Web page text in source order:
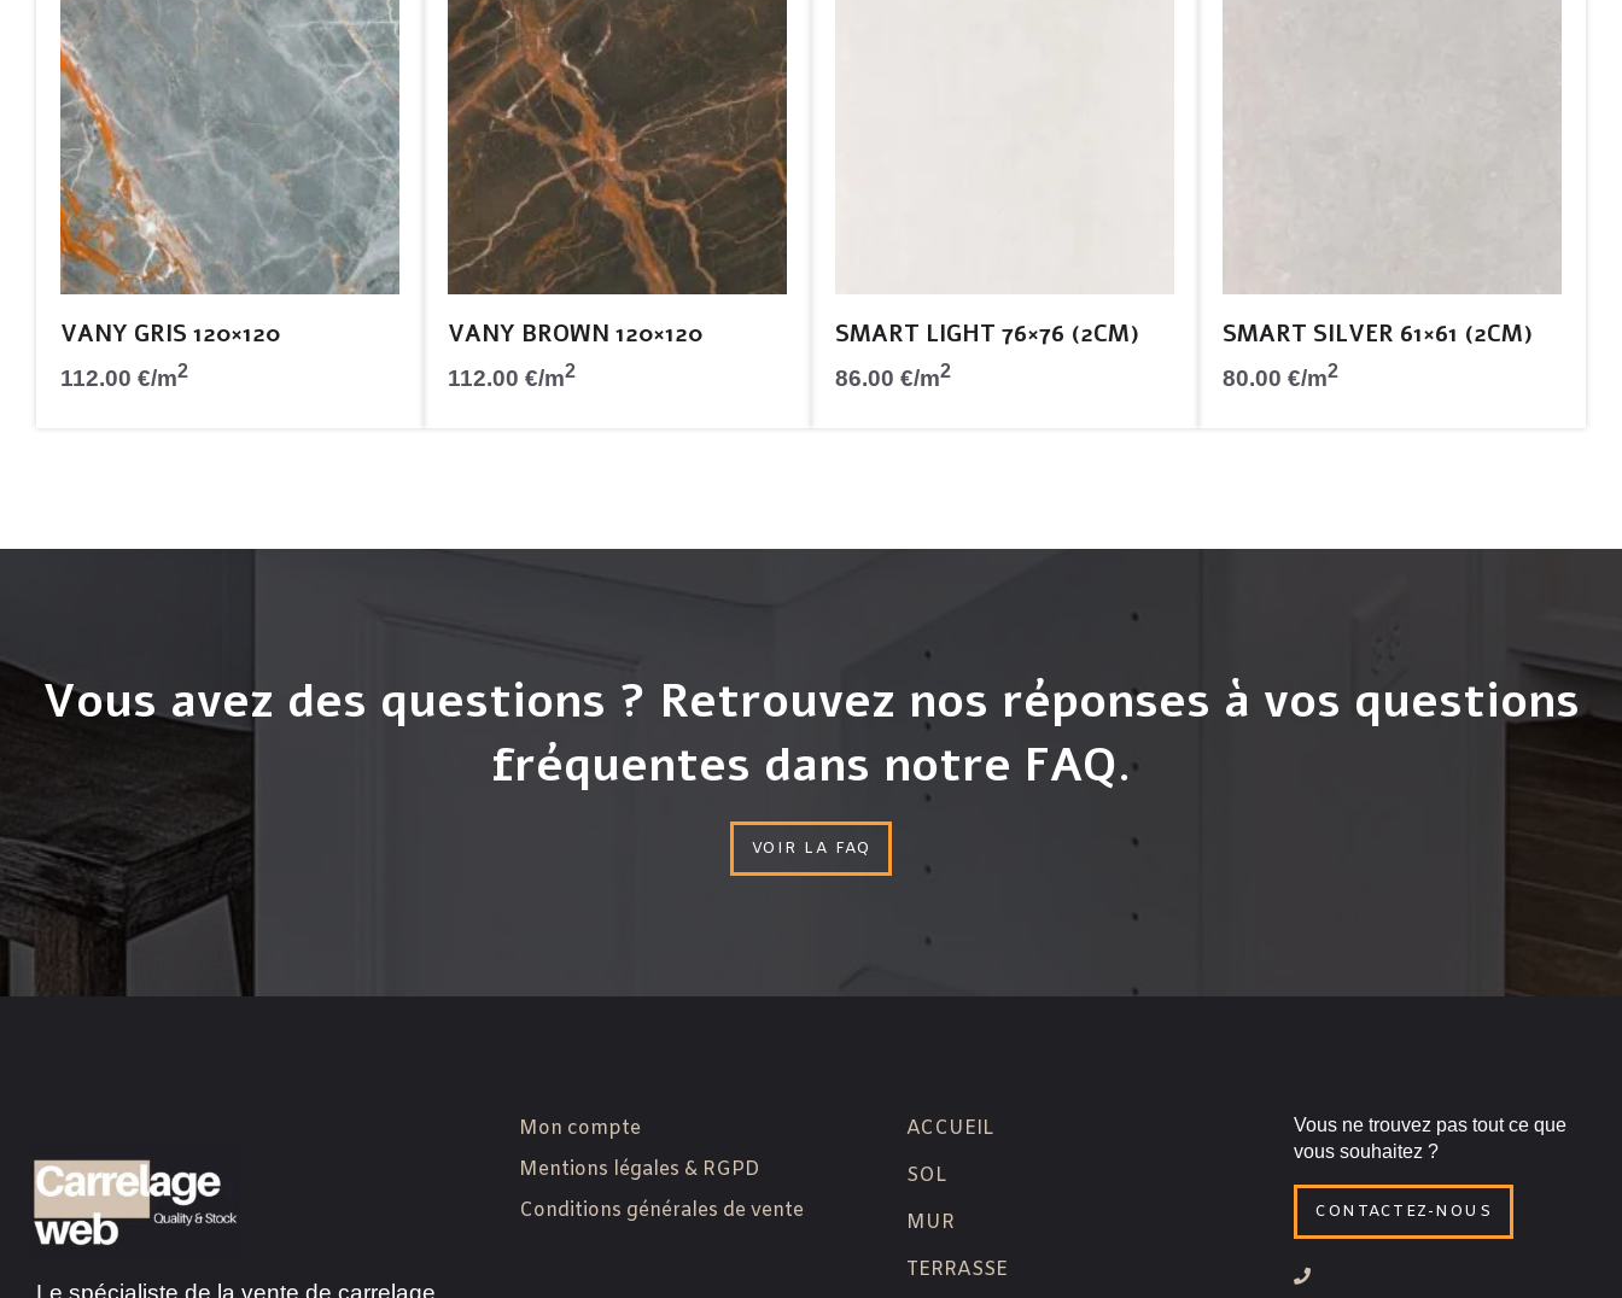
VANY GRIS 120×120
112.00 €/m2
VANY BROWN 120×120
112.00 €/m2
SMART LIGHT 76×76 (2CM)
86.00 €/m2
SMART SILVER 61×61 (2CM)
80.00 €/m2
Vous avez des questions ? Retrouvez nos réponses à vos questions
fréquentes dans notre FAQ.
VOIR LA FAQ
Mon compte
Mentions légales & RGPD
Conditions générales de vente
ACCUEIL
SOL
MUR
TERRASSE
Vous ne trouvez pas tout ce que
vous souhaitez ?
CONTACTEZ-NOUS